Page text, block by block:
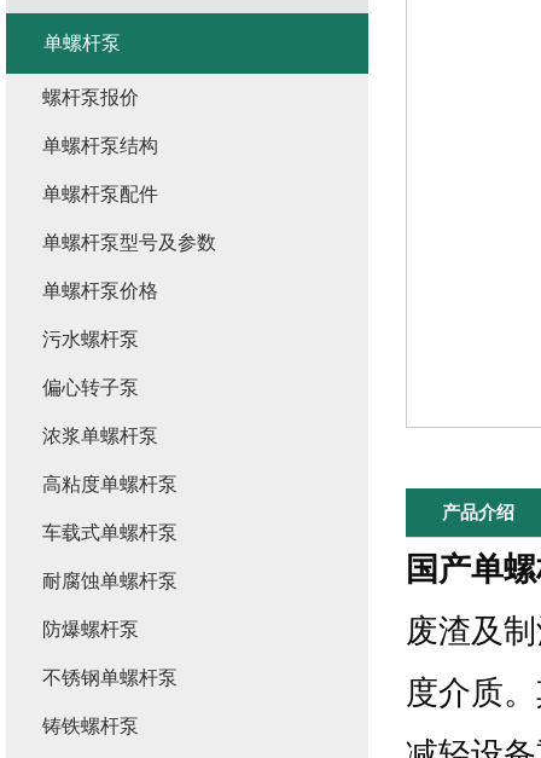
产品介绍
国产单
废渣及
度介质
单螺杆泵
螺杆泵报价
单螺杆泵结构
单螺杆泵配件
单螺杆泵型号及参数
单螺杆泵价格
污水螺杆泵
偏心转子泵
浓浆单螺杆泵
高粘度单螺杆泵
车载式单螺杆泵
耐腐蚀单螺杆泵
防爆螺杆泵
不锈钢单螺杆泵
铸铁螺杆泵